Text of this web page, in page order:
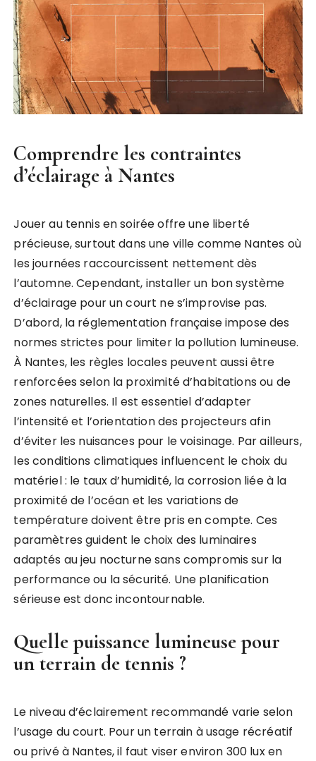
Comprendre les contraintes
d’éclairage à Nantes
Jouer au tennis en soirée offre une liberté
précieuse, surtout dans une ville comme Nantes où
les journées raccourcissent nettement dès
l’automne. Cependant, installer un bon système
d’éclairage pour un court ne s’improvise pas.
D’abord, la réglementation française impose des
normes strictes pour limiter la pollution lumineuse.
À Nantes, les règles locales peuvent aussi être
renforcées selon la proximité d’habitations ou de
zones naturelles. Il est essentiel d’adapter
l’intensité et l’orientation des projecteurs afin
d’éviter les nuisances pour le voisinage. Par ailleurs,
les conditions climatiques influencent le choix du
matériel : le taux d’humidité, la corrosion liée à la
proximité de l’océan et les variations de
température doivent être pris en compte. Ces
paramètres guident le choix des luminaires
adaptés au jeu nocturne sans compromis sur la
performance ou la sécurité. Une planification
sérieuse est donc incontournable.
Quelle puissance lumineuse pour
un terrain de tennis ?
Le niveau d’éclairement recommandé varie selon
l’usage du court. Pour un terrain à usage récréatif
ou privé à Nantes, il faut viser environ 300 lux en